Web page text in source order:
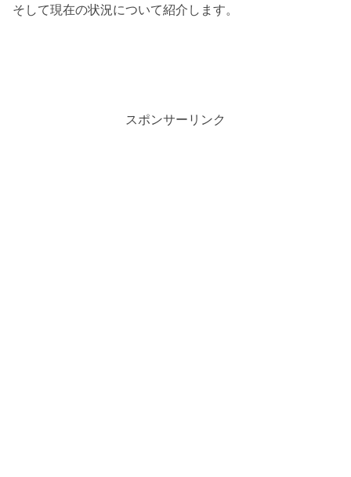
そして現在の状況について紹介します。
スポンサーリンク